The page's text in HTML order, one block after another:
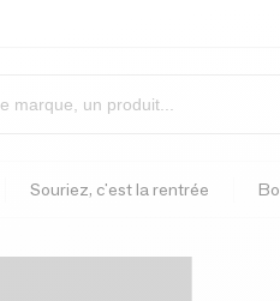
Souriez, c'est la rentrée